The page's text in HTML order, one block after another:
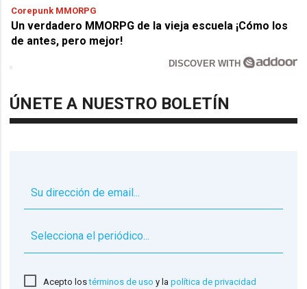
Corepunk MMORPG
Un verdadero MMORPG de la vieja escuela ¡Cómo los
de antes, pero mejor!
DISCOVER WITH
ÚNETE A NUESTRO BOLETÍN
Acepto lostérminos de uso y lapolítica de privacidad